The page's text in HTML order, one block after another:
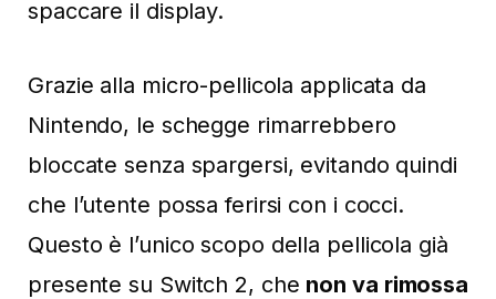
spaccare il display.
Grazie alla micro-pellicola applicata da
Nintendo, le schegge rimarrebbero
bloccate senza spargersi, evitando quindi
che l’utente possa ferirsi con i cocci.
Questo è l’unico scopo della pellicola già
presente su Switch 2, che non va rimossa